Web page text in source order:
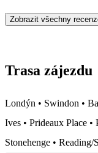
Zobrazit všechny
Trasa zájezdu
Londýn • Swindon •
Ives • Prideaux Place
Stonehenge •